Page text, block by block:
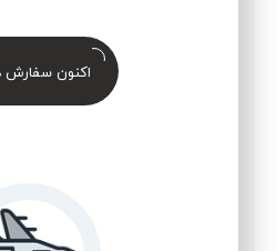
اکنون سفارش